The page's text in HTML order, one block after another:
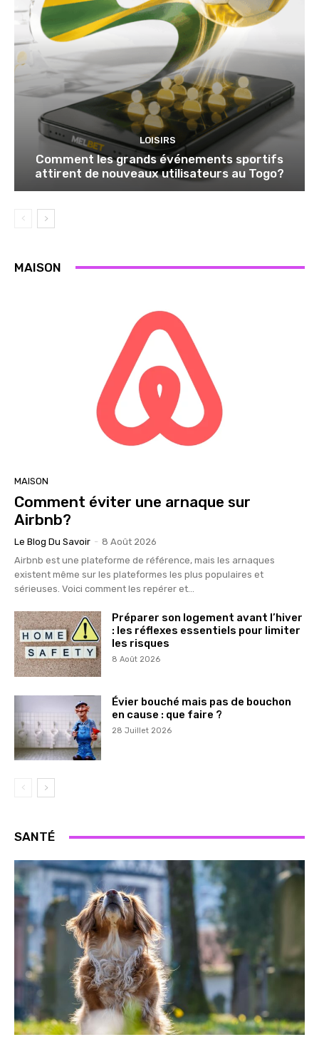
LOISIRS
Comment les grands événements sportifs
attirent de nouveaux utilisateurs au Togo?
MAISON
MAISON
Comment éviter une arnaque sur
Airbnb?
Le Blog Du Savoir - 8 Août 2026
Airbnb est une plateforme de référence, mais les arnaques
existent même sur les plateformes les plus populaires et
sérieuses. Voici comment les repérer et...
Préparer son logement avant l’hiver
: les réflexes essentiels pour limiter
les risques
8 Août 2026
Évier bouché mais pas de bouchon
en cause : que faire ?
28 Juillet 2026
SANTÉ